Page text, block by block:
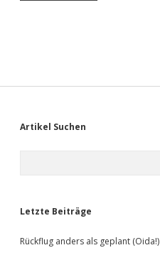
Sidebar
Artikel Suchen
Letzte Beiträge
Rückflug anders als geplant (Oida!)